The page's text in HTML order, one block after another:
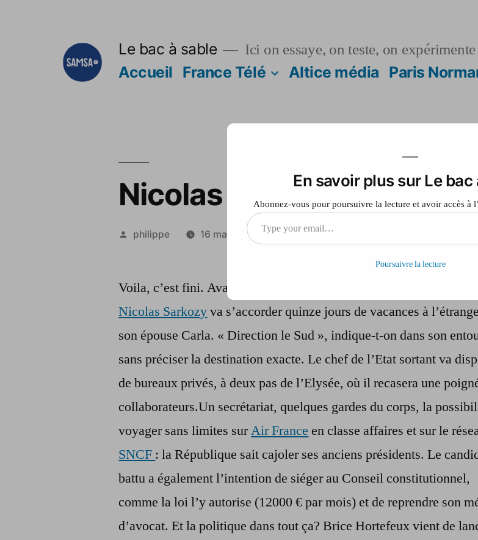
Le bac à sable Ici on essaye, on teste, on expérimente
Accueil France Télé Altice média Paris
Nicolas Sarkozy : la vie
Publié
philippe 16 mai 2012 Laisser un commentaire
Sarkozy
la
vie
après
Voila, c’est fini. Avant de redémarrer une nouvelle vie
Nicolas Sarkozyva s’accorder quinze jours de vacances à
son épouse Carla. « Direction le Sud », indique-t-on dans son
sans préciser la destination exacte. Le chef de l’Etat sortant va
de bureaux privés, à deux pas de l’Elysée, où il recasera une
collaborateurs.Un secrétariat, quelques gardes du corps, la
voyager sans limites surAir France en classe affaires et sur le
SNCF : la République sait cajoler ses anciens présidents. Le
battu a également l’intention de siéger au Conseil constitutionnel,
comme la loi l’y autorise (12000 € par mois) et de reprendre son
d’avocat. Et la politique dans tout ça? Brice Hortefeux vient de
En savoir plus sur Le bac
Abonnez-vous pour poursuivre la lecture et avoir accès à
Type
your
Poursuivre la lecture